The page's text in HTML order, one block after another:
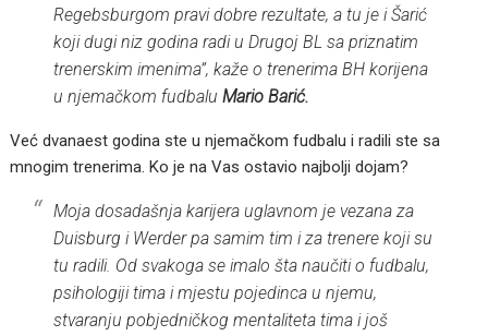
Regebsburgom pravi dobre rezultate, a tu je i Šarić
koji dugi niz godina radi u Drugoj BL sa priznatim
trenerskim imenima”, kaže o trenerima BH korijena
u njemačkom fudbaluMario Barić.
Već dvanaest godina ste u njemačkom fudbalu i radili ste sa
mnogim trenerima. Ko je na Vas ostavio najbolji dojam?
Moja dosadašnja karijera uglavnom je vezana za
Duisburg i Werder pa samim tim i za trenere koji su
tu radili. Od svakoga se imalo šta naučiti o fudbalu,
psihologiji tima i mjestu pojedinca u njemu,
stvaranju pobjedničkog mentaliteta tima i još